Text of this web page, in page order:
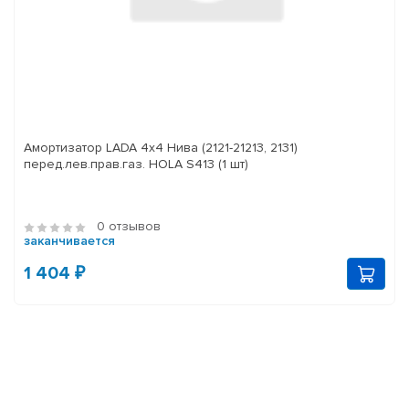
Амортизатор LADA 4x4 Нива (2121-21213, 2131)
перед.лев.прав.газ. HOLA S413 (1 шт)
0 отзывов
заканчивается
1 404 ₽